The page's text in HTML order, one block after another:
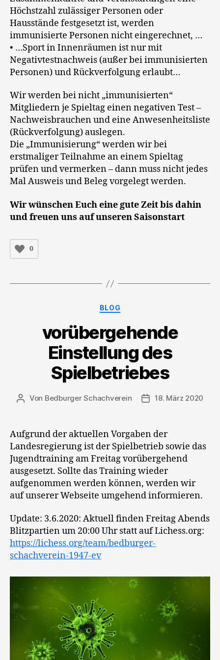
Höchstzahl zulässiger Personen oder
Hausstände festgesetzt ist, werden
immunisierte Personen nicht eingerechnet, …
• …Sport in Innenräumen ist nur mit
Negativtestnachweis (außer bei immunisierten
Personen) und Rückverfolgung erlaubt…
Wir werden bei nicht „immunisierten“
Mitgliedern je Spieltag einen negativen Test –
Nachweisbrauchen und eine Anwesenheitsliste
(Rückverfolgung) auslegen.
Die „Immunisierung“ werden wir bei
erstmaliger Teilnahme an einem Spieltag
prüfen und vermerken – dann muss nicht jedes
Mal Ausweis und Beleg vorgelegt werden.
Wir wünschen Euch eine gute Zeit bis dahin
und freuen uns auf unseren Saisonstart
0
Kategorien
BLOG
vorübergehende
Einstellung des
Spielbetriebes
Beitragsautor
Von Bedburger Schachverein 18. März 2020
Aufgrund der aktuellen Vorgaben der
Landesregierung ist der Spielbetrieb sowie das
Jugendtraining am Freitag vorübergehend
ausgesetzt. Sollte das Training wieder
aufgenommen werden können, werden wir
auf unserer Webseite umgehend informieren.
Update: 3.6.2020: Aktuell finden Freitag Abends
Blitzpartien um 20:00 Uhr statt auf Lichess.org:
https://lichess.org/team/bedburger-
schachverein-1947-ev